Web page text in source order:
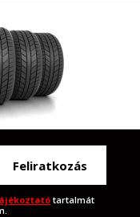
Feliratkozás
tartalmát